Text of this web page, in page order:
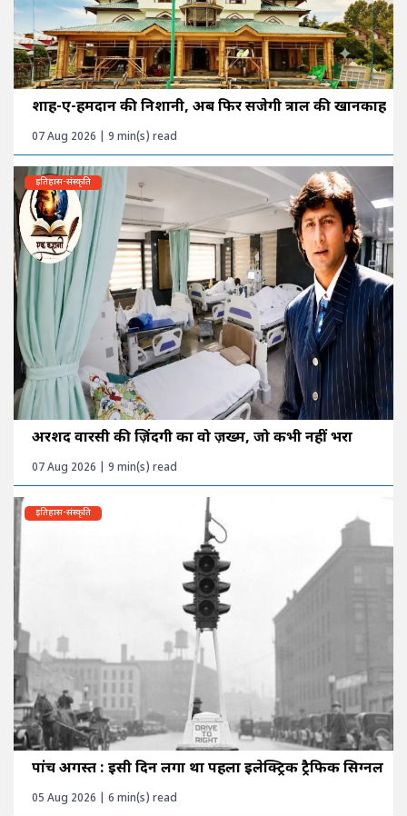
शाह-ए-हमदान की निशानी, अब फिर सजेगी त्राल की खानकाह
07 Aug 2026 | 9 min(s) read
इतिहास-संस्कृति
अरशद वारसी की ज़िंदगी का वो ज़ख्म, जो कभी नहीं भरा
07 Aug 2026 | 9 min(s) read
इतिहास-संस्कृति
पांच अगस्त : इसी दिन लगा था पहला इलेक्ट्रिक ट्रैफिक सिग्नल
05 Aug 2026 | 6 min(s) read